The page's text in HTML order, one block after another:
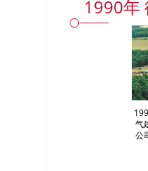
1990年
气
公